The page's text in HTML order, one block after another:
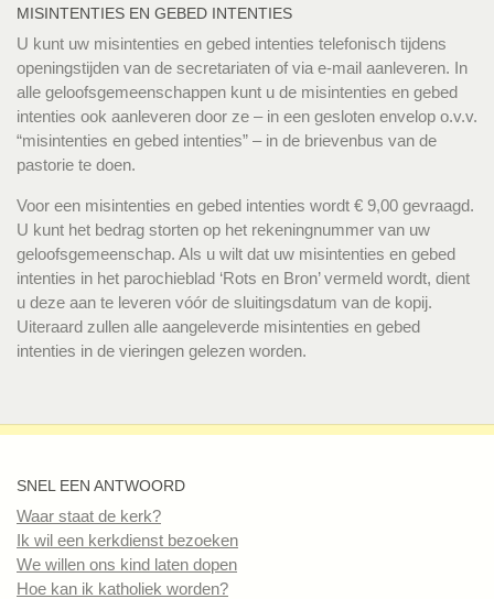
MISINTENTIES EN GEBED INTENTIES
U kunt uw misintenties en gebed intenties telefonisch tijdens
openingstijden van de secretariaten of via e-mail aanleveren. In
alle geloofsgemeenschappen kunt u de misintenties en gebed
intenties ook aanleveren door ze – in een gesloten envelop o.v.v.
“misintenties en gebed intenties” – in de brievenbus van de
pastorie te doen.
Voor een misintenties en gebed intenties wordt € 9,00 gevraagd.
U kunt het bedrag storten op het rekeningnummer van uw
geloofsgemeenschap. Als u wilt dat uw misintenties en gebed
intenties in het parochieblad ‘Rots en Bron’ vermeld wordt, dient
u deze aan te leveren vóór de sluitingsdatum van de kopij.
Uiteraard zullen alle aangeleverde misintenties en gebed
intenties in de vieringen gelezen worden.
SNEL EEN ANTWOORD
Waar staat de kerk?
Ik wil een kerkdienst bezoeken
We willen ons kind laten dopen
Hoe kan ik katholiek worden?